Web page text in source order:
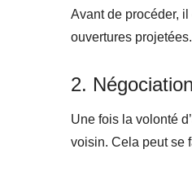
Avant de procéder,
ouvertures
2.
Une fois la volonté
voisin. Cela peut se